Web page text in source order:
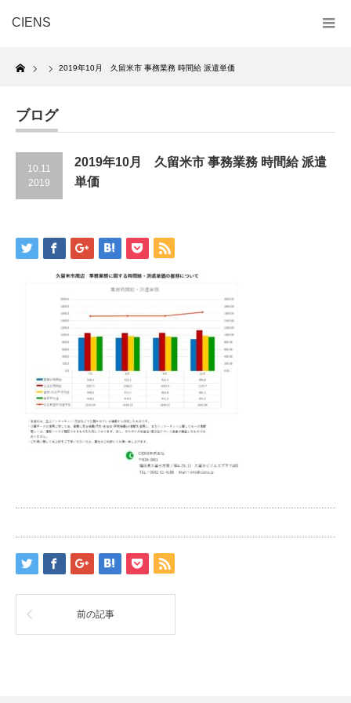
CIENS
Home
2019年10月 久留米市 事務業務 時間給 派遣単価
ブログ
10.11
2019
2019年10月 久留米市 事務業務 時間給 派遣
単価
前の記事